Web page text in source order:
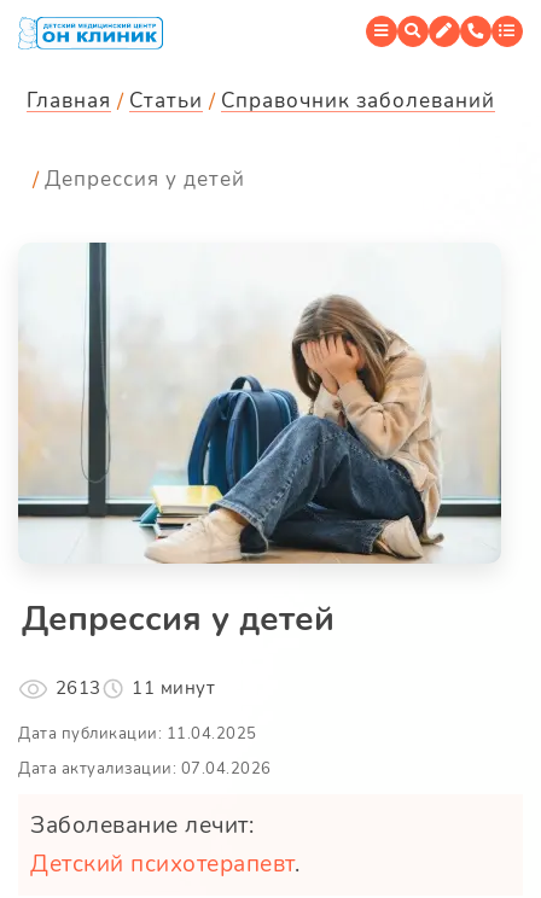
Главная Статьи Справочник заболеваний
Депрессия у детей
Депрессия у детей
2613 11 минут
Дата публикации: 11.04.2025
Дата актуализации: 07.04.2026
Заболевание лечит:
Детский психотерапевт.